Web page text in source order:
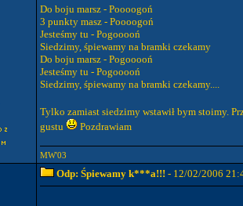
Do boju marsz - Poooogoń
3 punkty masz - Poooogoń
Jesteśmy tu - Pogooooń
Siedzimy, śpiewamy na bramki czekamy
Do boju marsz - Pogooooń
Jesteśmy tu - Pogooooń
Siedzimy, śpiewamy na bramki czekamy....
Tylko zamiast siedzimy wstawił bym stoimy.
gustu
Pozdrawiam
MW'03
Odp: Śpiewamy k***a!!! - 12/02/2006